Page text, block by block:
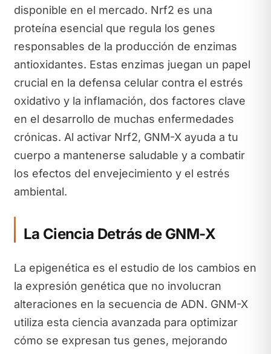
disponible en el mercado. Nrf2 es una
proteína esencial que regula los genes
responsables de la producción de enzimas
antioxidantes. Estas enzimas juegan un papel
crucial en la defensa celular contra el estrés
oxidativo y la inflamación, dos factores clave
en el desarrollo de muchas enfermedades
crónicas. Al activar Nrf2, GNM-X ayuda a tu
cuerpo a mantenerse saludable y a combatir
los efectos del envejecimiento y el estrés
ambiental.
La Ciencia Detrás de GNM-X
La epigenética es el estudio de los cambios en
la expresión genética que no involucran
alteraciones en la secuencia de ADN. GNM-X
utiliza esta ciencia avanzada para optimizar
cómo se expresan tus genes, mejorando